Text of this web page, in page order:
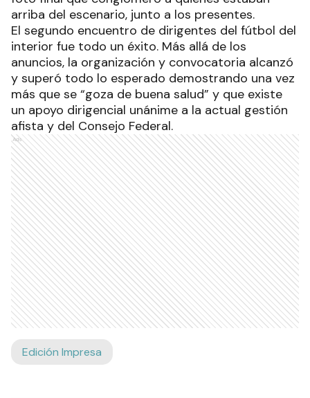
arriba del escenario, junto a los presentes.
El segundo encuentro de dirigentes del fútbol del
interior fue todo un éxito. Más allá de los
anuncios, la organización y convocatoria alcanzó
y superó todo lo esperado demostrando una vez
más que se “goza de buena salud” y que existe
un apoyo dirigencial unánime a la actual gestión
afista y del Consejo Federal.
Ads
Edición Impresa